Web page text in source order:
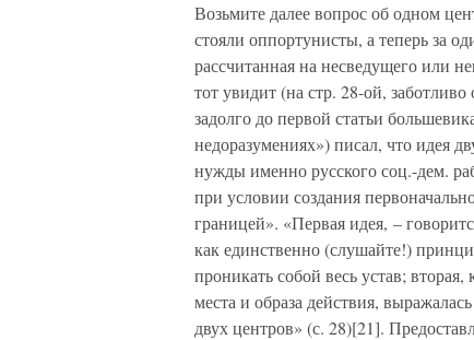
Возьмите далее вопрос об одном
стояли оппортунисты, а теперь за
рассчитанная на несведущего или
тот увидит (на стр. 28-ой,
задолго до первой статьи
недоразумениях») писал, что идея
нужды именно русского соц.-дем.
при условии создания
границей». «Первая идея, –
как единственно (слушайте!)
проникать собой весь устав;
места и образа действия,
двух центров» (с. 28)[21].